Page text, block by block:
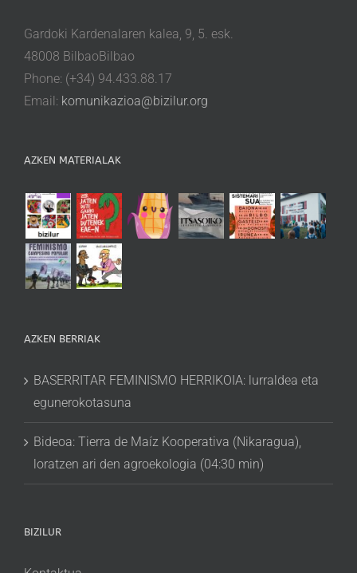
Gardoki Kardenalaren kalea, 9, 5. esk.
48008 BilbaoBilbao
Phone: (+34) 94.433.88.17
Email: komunikazioa@bizilur.org
AZKEN MATERIALAK
AZKEN BERRIAK
BASERRITAR FEMINISMO HERRIKOIA: lurraldea eta
egunerokotasuna
Bideoa: Tierra de Maíz Kooperativa (Nikaragua),
loratzen ari den agroekologia (04:30 min)
BIZILUR